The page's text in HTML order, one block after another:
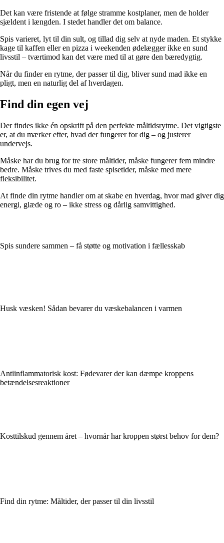
Det kan være fristende at følge stramme kostplaner, men de holder
sjældent i længden. I stedet handler det om balance.
Spis varieret, lyt til din sult, og tillad dig selv at nyde maden. Et stykke
kage til kaffen eller en pizza i weekenden ødelægger ikke en sund
livsstil – tværtimod kan det være med til at gøre den bæredygtig.
Når du finder en rytme, der passer til dig, bliver sund mad ikke en
pligt, men en naturlig del af hverdagen.
Find din egen vej
Der findes ikke én opskrift på den perfekte måltidsrytme. Det vigtigste
er, at du mærker efter, hvad der fungerer for dig – og justerer
undervejs.
Måske har du brug for tre store måltider, måske fungerer fem mindre
bedre. Måske trives du med faste spisetider, måske med mere
fleksibilitet.
At finde din rytme handler om at skabe en hverdag, hvor mad giver dig
energi, glæde og ro – ikke stress og dårlig samvittighed.
Spis sundere sammen – få støtte og motivation i fællesskab
Husk væsken! Sådan bevarer du væskebalancen i varmen
Antiinflammatorisk kost: Fødevarer der kan dæmpe kroppens
betændelsesreaktioner
Kosttilskud gennem året – hvornår har kroppen størst behov for dem?
Find din rytme: Måltider, der passer til din livsstil